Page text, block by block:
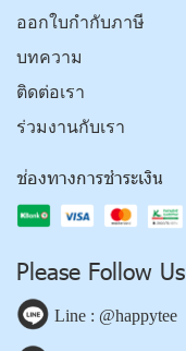
ออกใบกำกับภาษี
บทความ
ติดต่อเรา
ร่วมงานกับเรา
ช่องทางการชำระเงิน
Please Follow Us
Line : @happytee